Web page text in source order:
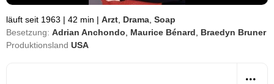
läuft seit 1963 | 42 min | Arzt Drama Soap
Besetzung: Adrian Anchondo Maurice Bénard
Braedyn Bruner
Produktionsland USA